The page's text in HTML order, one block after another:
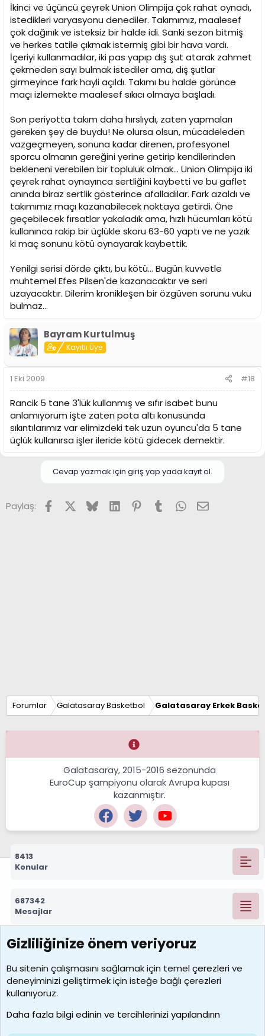
İkinci ve üçüncü çeyrek Union Olimpija çok rahat oynadı,
istedikleri varyasyonu denediler. Takımımız, maalesef
çok dağınık ve isteksiz bir halde idi. Sanki sezon bitmiş
ve herkes tatile çıkmak istermiş gibi bir hava vardı.
İçeriyi kullanmadılar, iki pas yapıp dış şut atarak zahmet
çekmeden sayı bulmak istediler ama, dış şutlar
girmeyince fark hayli açıldı. Takımı bu halde görünce
maçı izlemekte maalesef sıkıcı olmaya başladı.
Son periyotta takım daha hırslıydı, zaten yapmaları
gereken şey de buydu! Ne olursa olsun, mücadeleden
vazgeçmeyen, sonuna kadar direnen, profesyonel
sporcu olmanın gereğini yerine getirip kendilerinden
bekleneni verebilen bir topluluk olmak... Union Olimpija iki
çeyrek rahat oynayınca sertliğini kaybetti ve bu gaflet
anında biraz sertlik gösterince afalladılar. Fark azaldı ve
takımımız maçı kazanabilecek noktaya getirdi. Öne
geçebilecek fırsatlar yakaladık ama, hızlı hücumları kötü
kullanınca rakip bir üçlükle skoru 63-60 yaptı ve ne yazık
ki maç sonunu kötü oynayarak kaybettik.
Yenilgi serisi dörde çıktı, bu kötü... Bugün kuvvetle
muhtemel Efes Pilsen'de kazanacaktır ve seri
uzayacaktır. Dilerim kronikleşen bir özgüven sorunu vuku
bulmaz...
Bayram Kurtulmuş
Kayıtlı Üye
1 Eki 2009 #18
Rancik 5 tane 3'lük kullanmış ve sıfır isabet bunu
anlamıyorum işte zaten pota altı konusunda
sıkıntılarımız var elimizdeki tek uzun oyuncu'da 5 tane
üçlük kullanırsa işler ileride kötü gidecek demektir.
Cevap yazmak için giriş yap yada kayıt ol.
Paylaş: FacebookX (Twitter)
BlueskyLinkedInPinterest
TumblrWhatsApp
E-posta
Forumlar Galatasaray Basketbol Galatasaray Erkek
Galatasaray, 2015-2016 sezonunda
EuroCup şampiyonu olarak Avrupa kupası
kazanmıştır.
8413
Konular
687342
Mesajlar
7390
Kullanıcılar
MosesBrownHayranı
Son üye
Gizliliğinize önem veriyoruz
Bu sitenin çalışmasını sağlamak için temelçerezlerive
deneyiminizi geliştirmek için isteğe bağlı çerezleri
kullanıyoruz.
Daha fazla bilgi edinin ve tercihlerinizi yapılandırın